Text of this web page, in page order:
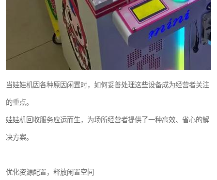
当娃娃机因各种原因闲置时，如何妥善处理这些设备成为经营者关注
的重点。
娃娃机回收服务应运而生，为场所经营者提供了一种高效、省心的解
决方案。
优化资源配置，释放闲置空间